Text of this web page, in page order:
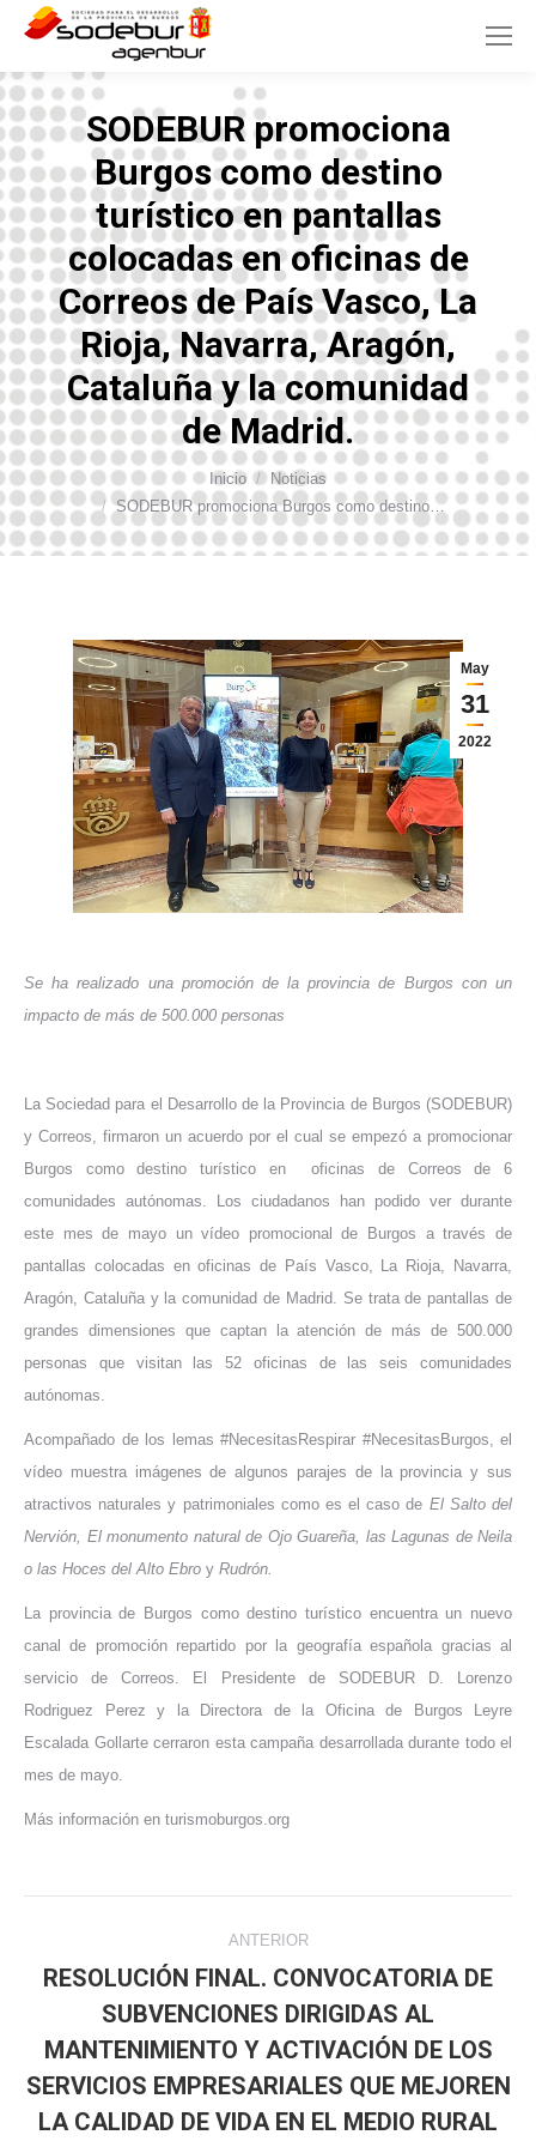
SODEBUR promociona
Burgos como destino
turístico en pantallas
colocadas en oficinas de
Correos de País Vasco, La
Rioja, Navarra, Aragón,
Cataluña y la comunidad
de Madrid.
Estás aquí: Inicio
Noticias
SODEBUR promociona Burgos como destino…
May
31
2022
Se ha realizado una promoción de la provincia de Burgos con un
impacto de más de 500.000 personas
La Sociedad para el Desarrollo de la Provincia de Burgos (SODEBUR)
y Correos, firmaron un acuerdo por el cual se empezó a promocionar
Burgos como destino turístico en oficinas de Correos de 6
comunidades autónomas. Los ciudadanos han podido ver durante
este mes de mayo un vídeo promocional de Burgos a través de
pantallas colocadas en oficinas de País Vasco, La Rioja, Navarra,
Aragón, Cataluña y la comunidad de Madrid. Se trata de pantallas de
grandes dimensiones que captan la atención de más de 500.000
personas que visitan las 52 oficinas de las seis comunidades
autónomas.
Acompañado de los lemas #NecesitasRespirar #NecesitasBurgos, el
vídeo muestra imágenes de algunos parajes de la provincia y sus
atractivos naturales y patrimoniales como es el caso de El Salto del
Nervión, El monumento natural de Ojo Guareña, las Lagunas de Neila
o las Hoces del Alto Ebro y Rudrón.
La provincia de Burgos como destino turístico encuentra un nuevo
canal de promoción repartido por la geografía española gracias al
servicio de Correos. El Presidente de SODEBUR D. Lorenzo
Rodriguez Perez y la Directora de la Oficina de Burgos Leyre
Escalada Gollarte cerraron esta campaña desarrollada durante todo el
mes de mayo.
Más información en turismoburgos.org
entre
publicaciones
ANTERIOR
anterior:
RESOLUCIÓN FINAL. CONVOCATORIA DE
SUBVENCIONES DIRIGIDAS AL
MANTENIMIENTO Y ACTIVACIÓN DE LOS
SERVICIOS EMPRESARIALES QUE MEJOREN
LA CALIDAD DE VIDA EN EL MEDIO RURAL